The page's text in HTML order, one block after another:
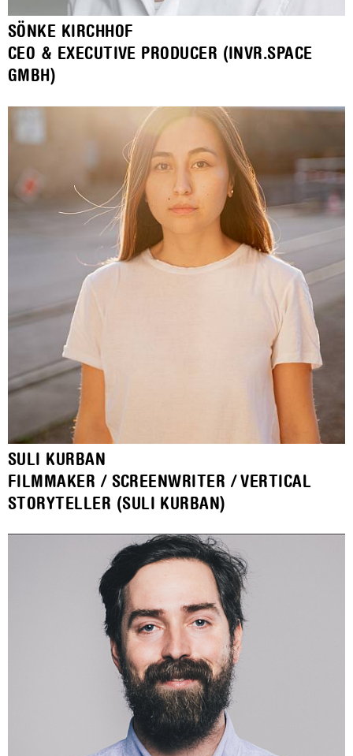
SÖNKE KIRCHHOF
CEO & EXECUTIVE PRODUCER (INVR.SPACE
GMBH)
SULI KURBAN
FILMMAKER / SCREENWRITER / VERTICAL
STORYTELLER (SULI KURBAN)